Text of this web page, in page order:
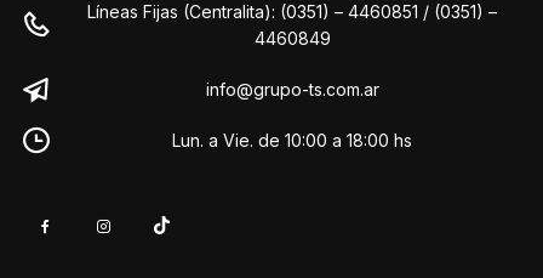
Líneas Fijas (Centralita): (0351) – 4460851 / (0351) –
4460849
info@grupo-ts.com.ar
Lun. a Vie. de 10:00 a 18:00 hs